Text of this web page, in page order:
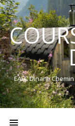
EAFC Dinant.